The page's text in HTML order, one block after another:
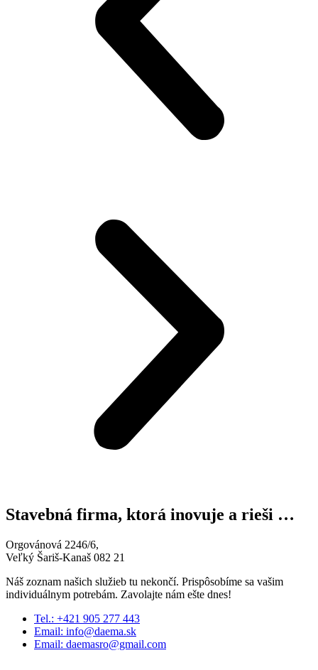
Stavebná firma, ktorá inovuje a rieši …
Orgovánová 2246/6,
Veľký Šariš-Kanaš 082 21
Náš zoznam našich služieb tu nekončí. Prispôsobíme sa vašim
individuálnym potrebám. Zavolajte nám ešte dnes!
Tel.: +421 905 277 443
Email: info@daema.sk
Email: daemasro@gmail.com